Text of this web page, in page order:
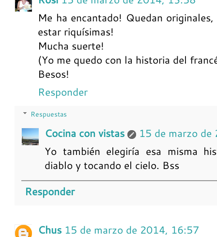
Me ha encantado! Quedan
estar riquísimas!
Mucha suerte!
(Yo me quedo con la historia del
Besos!
Responder
Respuestas
Cocina con vistas
15 de marzo
Yo también elegiría esa misma
diablo y tocando el cielo. Bss
Responder
Chus 15 de marzo de 2014, 16:57